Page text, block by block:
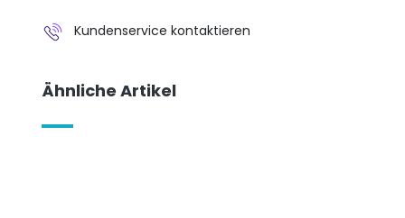
Kundenservice kontaktieren
Ähnliche Artikel